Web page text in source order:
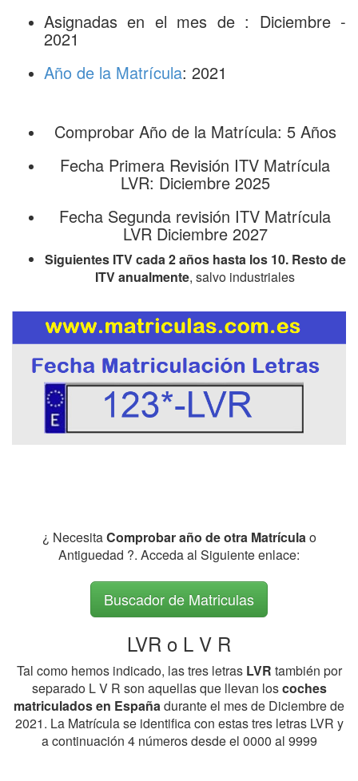
Asignadas en el mes de : Diciembre -
2021
Año de la Matrícula: 2021
Comprobar Año de la Matrícula: 5 Años
Fecha Primera Revisión ITV Matrícula
LVR: Diciembre 2025
Fecha Segunda revisión ITV Matrícula
LVR Diciembre 2027
Siguientes ITV cada 2 años hasta los 10. Resto de
ITV anualmente, salvo industriales
¿ NecesitaComprobar año de otra Matrículao
Antiguedad ?. Acceda al Siguiente enlace:
Buscador de Matriculas
LVR o L V R
Tal como hemos indicado, las tres letras LVR también por
separado L V R son aquellas que llevan loscoches
matriculados en Españadurante el mes de Diciembre de
2021. La Matrícula se identifica con estas tres letras LVR y
a continuación 4 números desde el 0000 al 9999